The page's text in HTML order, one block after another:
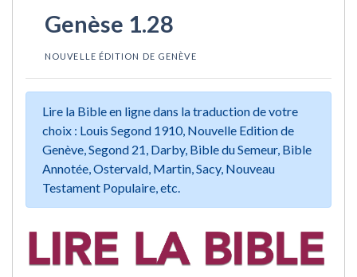
Genèse 1.28
NOUVELLE ÉDITION DE GENÈVE
Lire la Bible en ligne dans la traduction de votre
choix : Louis Segond 1910, Nouvelle Edition de
Genève, Segond 21, Darby, Bible du Semeur, Bible
Annotée, Ostervald, Martin, Sacy, Nouveau
Testament Populaire, etc.